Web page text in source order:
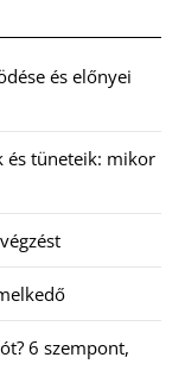
és előnyei
és tüneteik: mikor
6 szempont,